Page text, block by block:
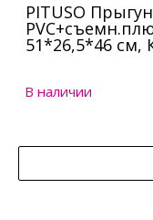
PITUSO
51*26,5*46 см,
В наличии